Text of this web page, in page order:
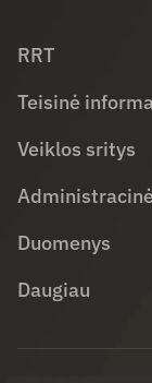
RRT
Teisinė
Veiklos sritys
Duomenys
Daugiau